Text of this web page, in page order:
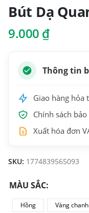
Bút Dạ
9.000 ₫
Thông tin
Giao hàng hỏa
Chính sách
Xuất hóa đơn
SKU: 1774839565093
MÀU SẮC
Hồng Vàng chanh